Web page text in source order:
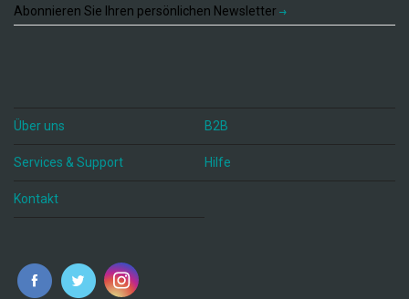
Abonnieren Sie Ihren persönlichen Newsletter
Über uns B2B
Services & Support Hilfe
Kontakt